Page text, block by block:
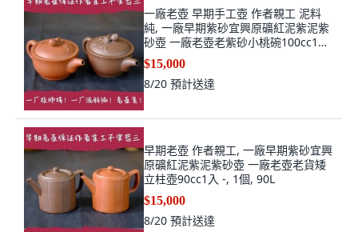
一廠老壺 早期手工壺 作者親工 泥料
純, 一廠早期紫砂宜興原礦紅泥紫泥紫
砂壺 一廠老壺老紫砂小桃碗100cc1入
-, 1個, 100L
$15,000
8/20 預計送達
早期老壺 作者親工, 一廠早期紫砂宜興
原礦紅泥紫泥紫砂壺 一廠老壺老貨矮
立柱壺90cc1入 -, 1個, 90L
$15,000
8/20 預計送達